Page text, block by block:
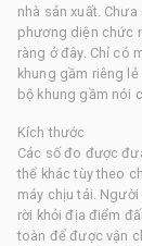
nhà sản xuất.
phương diện chức
ràng ở đây. Chỉ có
khung gầm riêng
bộ khung gầm nói
Kích thước
Các số đo được
thể khác tùy theo
máy chịu tải.
rời khỏi địa điểm
toàn để được vận